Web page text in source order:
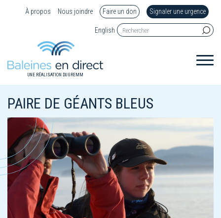
À propos Nous joindre Faire un don Signaler une urgence
English
UNE RÉALISATION DU GREMM
PAIRE DE GÉANTS BLEUS